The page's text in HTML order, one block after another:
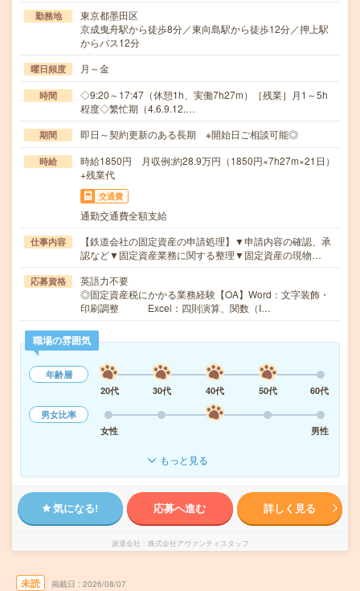
勤務地
東京都墨田区
京成曳舟駅から徒歩8分／東向島駅から徒歩12分／押上駅
からバス12分
曜日頻度 月～金
時間
◇9:20～17:47（休憩1h、実働7h27m）［残業］月1～5h
程度◇繁忙期（4.6.9.12.…
期間 即日～契約更新のある長期 ※開始日ご相談可能◎
時給
時給1850円 月収例:約28.9万円（1850円×7h27m×21日）
+残業代
交通費
通勤交通費全額支給
仕事内容
【鉄道会社の固定資産の申請処理】▼申請内容の確認、承
認など▼固定資産業務に関する整理▼固定資産の現物…
応募資格
英語力不要
◎固定資産税にかかる業務経験【OA】Word：文字装飾・
印刷調整 Excel：四則演算、関数（I…
職場の雰囲気
年齢層
20代
30代 40代 50代
60代
男女比率
女性
男性
もっと見る
気になる! 応募へ進む 詳しく見る
派遣会社 株式会社アヴァンティスタッフ
未読 掲載日 2026/08/07